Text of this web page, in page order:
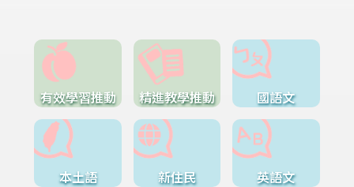
有效學習推動 精進教學推動 國語文
本土語 新住民 英語文